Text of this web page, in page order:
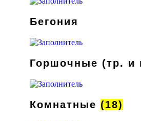
Бегония
Горшочные (тр. и
Комнатные (18)